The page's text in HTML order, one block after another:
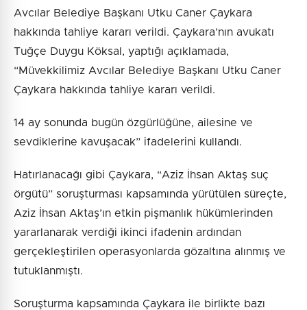
Avcılar Belediye Başkanı Utku Caner Çaykara
hakkında tahliye kararı verildi. Çaykara’nın avukatı
Tuğçe Duygu Köksal, yaptığı açıklamada,
“Müvekkilimiz Avcılar Belediye Başkanı Utku Caner
Çaykara hakkında tahliye kararı verildi.
14 ay sonunda bugün özgürlüğüne, ailesine ve
sevdiklerine kavuşacak” ifadelerini kullandı.
Hatırlanacağı gibi Çaykara, “Aziz İhsan Aktaş suç
örgütü” soruşturması kapsamında yürütülen süreçte,
Aziz İhsan Aktaş’ın etkin pişmanlık hükümlerinden
yararlanarak verdiği ikinci ifadenin ardından
gerçekleştirilen operasyonlarda gözaltına alınmış ve
tutuklanmıştı.
Soruşturma kapsamında Çaykara ile birlikte bazı